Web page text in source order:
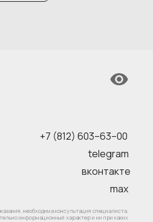
необходима консультация специалиста.
информационный характер и ни при каких
telegram
вконтакте
max
+7 (812) 603–63–00